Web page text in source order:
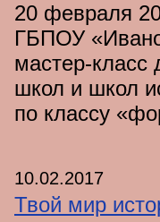
20 февраля
ГБПОУ
мастер-класс
школ и школ
по классу
10.02.2017
Твой мир